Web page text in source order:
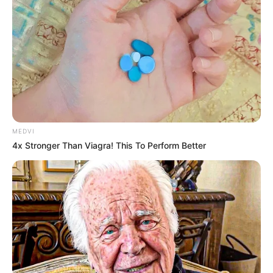
1988.A decisão do Congresso Nacional
atende a uma demanda
antiga da sociedade e movimentos sociais que defendem
maior
participação paterna
no cuidado familiar.
VEJA TAMBÉM
✳️Tráfico de bebês no Brasil
✳️Aplicativos de namoro se multiplicam no Brasil ...
Nova Carteira Nacional de Habilitação digital
O avanço ocorre em meio adiscussões sobre equidade de
gêneroe divisão de responsabilidades dentro das famílias. Esse
contexto ajuda a entender oalcance da medida.
MEDVI
4x Stronger Than Viagra! This To Perform Better